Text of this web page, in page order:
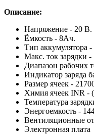
Описание:
Напряжение - 20 В.
Ёмкость - 8Ач.
Тип аккумулятора
Макс. ток зарядки -
Диапазон рабочих
Индикатор заряда
Размер ячеек -
Химия ячеек INR -
Температура
Энергоемкость -
Вентиляционные
Электронная плата